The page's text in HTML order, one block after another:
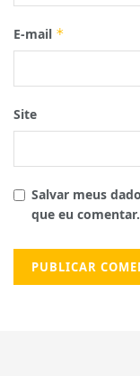
E-mail *
Site
Salvar meus
que eu comentar.